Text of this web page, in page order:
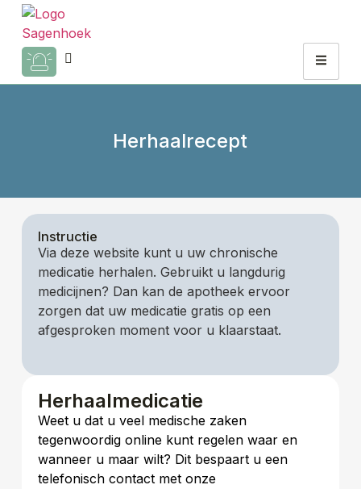
Herhaalrecept
Herhaalmedicatie​
Weet u dat u veel medische zaken
tegenwoordig online kunt regelen waar en
wanneer u maar wilt? Dit bespaart u een
telefonisch contact met onze
Instructie
Via deze website kunt u uw chronische
medicatie herhalen. Gebruikt u langdurig
medicijnen? Dan kan de apotheek ervoor
zorgen dat uw medicatie gratis op een
afgesproken moment voor u klaarstaat.